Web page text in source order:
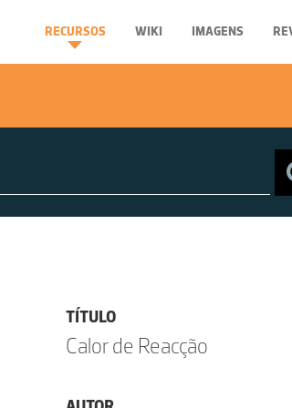
RECURSOS WIKI IMAGENS
TÍTULO
Calor de Reacção